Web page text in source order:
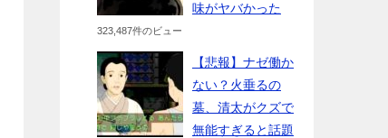
味がヤバかった
323,487件のビュー
【悲報】ナゼ働か
ない？火垂るの
墓、清太がクズで
無能すぎると話題